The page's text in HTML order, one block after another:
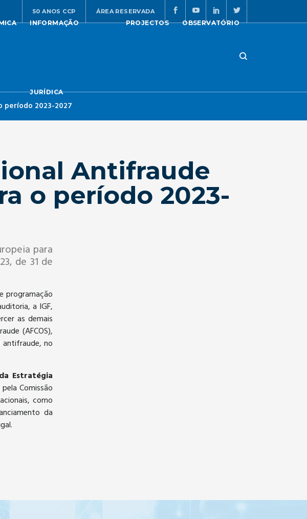
50 ANOS CCP ÁREA RESERVADA
INFORMAÇÃO
JURÍDICA
PROJECTOS OBSERVATÓRIO
período 2023-2027
Antifraude
o período 2023-
para
de 31 de
programação
a IGF,
as demais
(AFCOS),
no
Estratégia
Comissão
como
da